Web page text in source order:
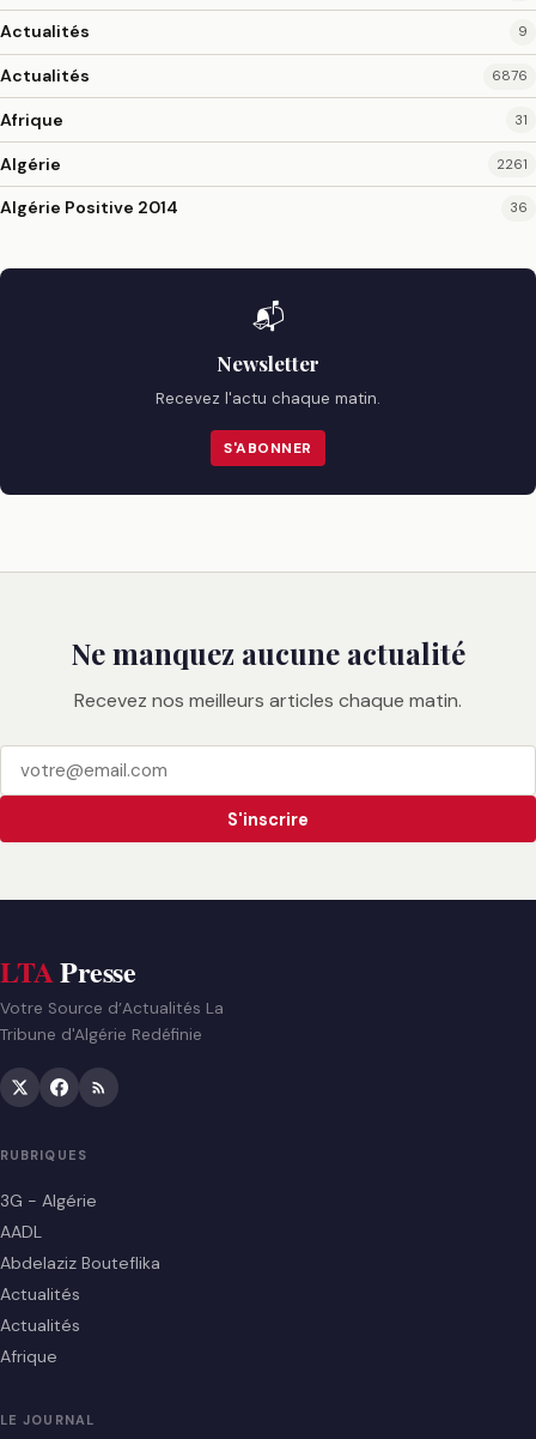
Actualités 9
Actualités 6876
Afrique 31
Algérie 2261
Algérie Positive 2014 36
📬
Newsletter
Recevez l'actu chaque matin.
S'ABONNER
Ne manquez aucune actualité
Recevez nos meilleurs articles chaque matin.
S'inscrire
LTAPresse
Votre Source d’Actualités La
Tribune d'Algérie Redéfinie
RUBRIQUES
3G - Algérie
AADL
Abdelaziz Bouteflika
Actualités
Actualités
Afrique
LE JOURNAL